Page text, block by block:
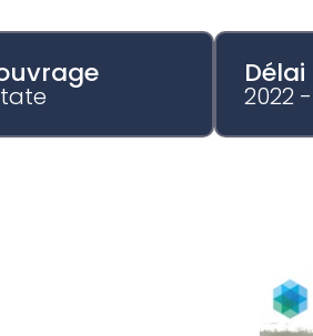
2022